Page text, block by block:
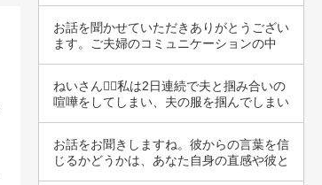
お話を聞かせていただきありがとうござい
ます。ご夫婦のコミュニケーションの中
ねいさん🙂‍↕️私は2日連続で夫と掴み合いの
喧嘩をしてしまい、夫の服を掴んでしまい
お話をお聞きしますね。彼からの言葉を信
じるかどうかは、あなた自身の直感や彼と